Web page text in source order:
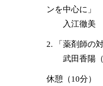
ンを中⼼に」
⼊江徹美
2. 「薬剤師の
武田香陽（
休憩（10分）